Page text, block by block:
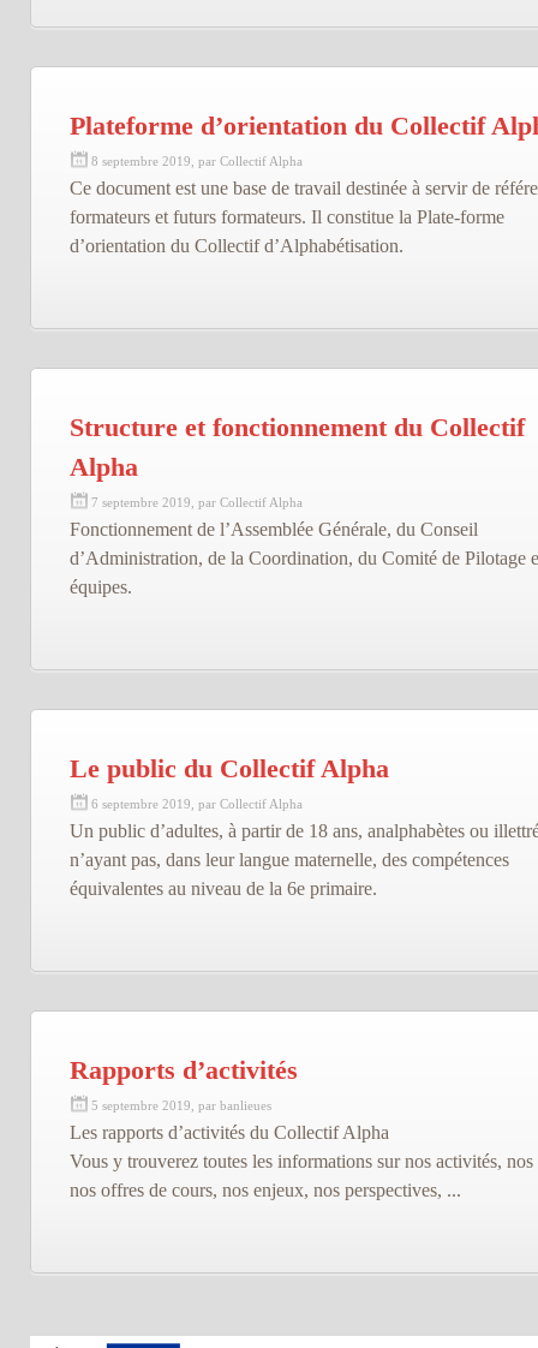
Plateforme d’orientation du Collectif
8 septembre 2019, par Collectif Alpha
Ce document est une base de travail destinée à servir de
formateurs et futurs formateurs. Il constitue la Plate-forme
d’orientation du Collectif d’Alphabétisation.
Structure et fonctionnement du Collectif
Alpha
7 septembre 2019, par Collectif Alpha
Fonctionnement de l’Assemblée Générale, du Conseil
d’Administration, de la Coordination, du Comité de Pilotage
équipes.
Le public du Collectif Alpha
6 septembre 2019, par Collectif Alpha
Un public d’adultes, à partir de 18 ans, analphabètes ou
n’ayant pas, dans leur langue maternelle, des compétences
équivalentes au niveau de la 6e primaire.
Rapports d’activités
5 septembre 2019, par banlieues
Les rapports d’activités du Collectif Alpha
Vous y trouverez toutes les informations sur nos activités, nos
nos offres de cours, nos enjeux, nos perspectives, ...